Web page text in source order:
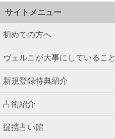
サイトメニュー
初めての方へ
ヴェルニが大事にしていること
新規登録特典紹介
占術紹介
提携占い館